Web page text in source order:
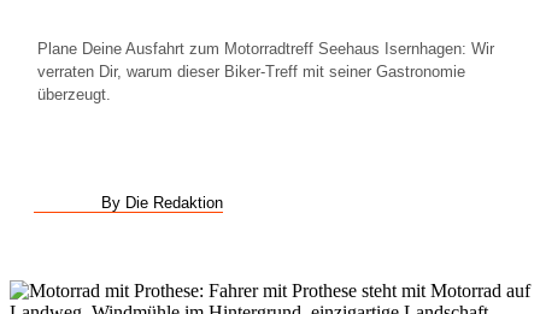
Plane Deine Ausfahrt zum Motorradtreff Seehaus Isernhagen: Wir
verraten Dir, warum dieser Biker-Treff mit seiner Gastronomie
überzeugt.
By Die Redaktion